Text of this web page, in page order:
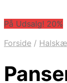
På Udsalg! 20%
Forside /